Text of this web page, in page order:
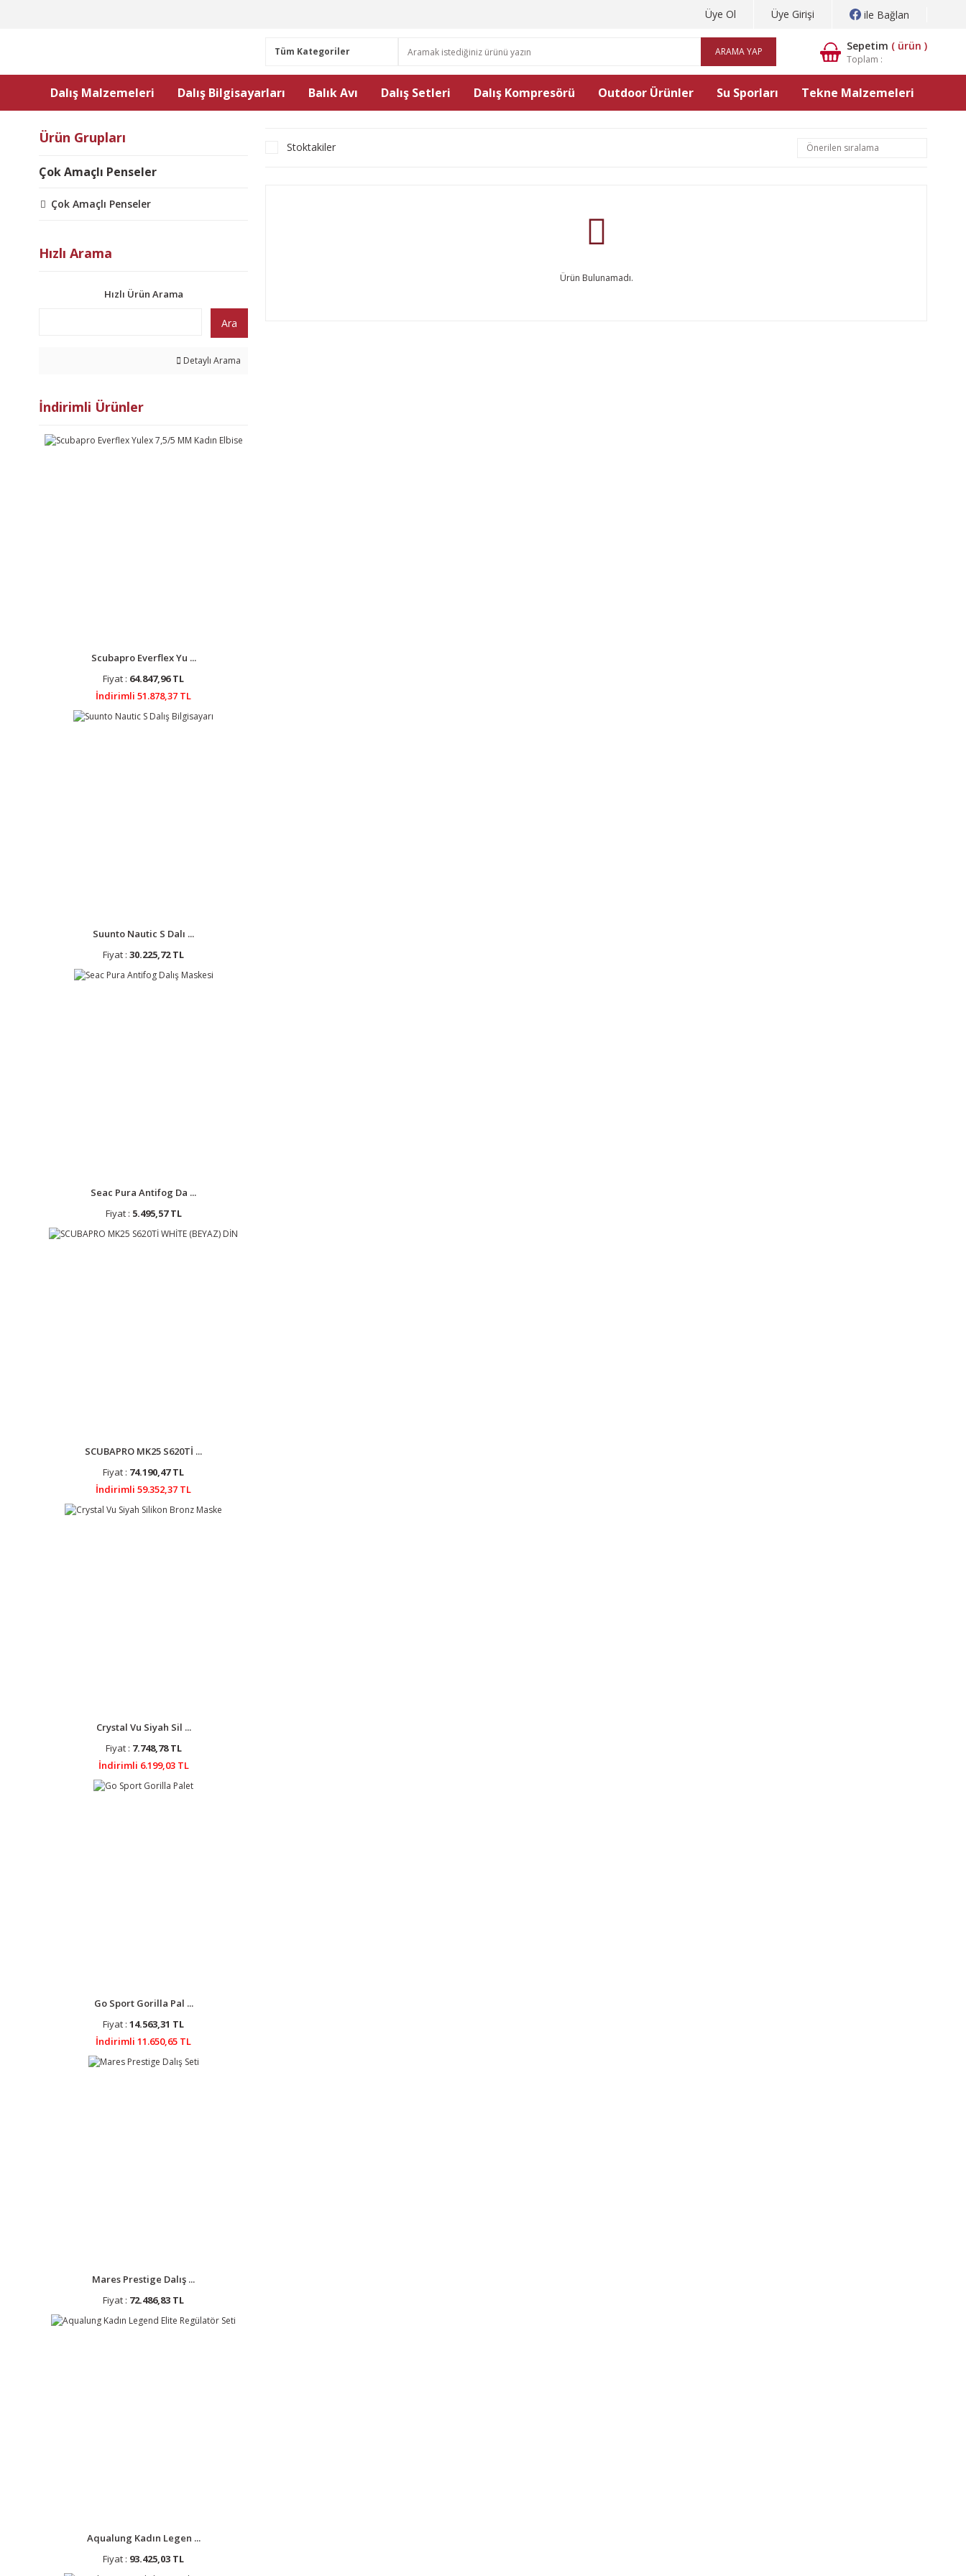
Üye Ol Üye Girişi ile Bağlan
ARAMA YAP Sepetim ( ürün )
Toplam :
Dalış Malzemeleri Dalış Bilgisayarları Balık Avı Dalış Setleri Dalış Kompresörü Outdoor Ürünler Su Sporları Tekne Malzemeleri
Ürün Grupları
Çok Amaçlı Penseler
Çok Amaçlı Penseler
Hızlı Arama
Hızlı Ürün Arama
Ara
Detaylı Arama
İndirimli Ürünler
Scubapro Everflex Yu ...
Fiyat : 64.847,96 TL
İndirimli 51.878,37 TL
Suunto Nautic S Dalı ...
Fiyat : 30.225,72 TL
Seac Pura Antifog Da ...
Fiyat : 5.495,57 TL
SCUBAPRO MK25 S620Tİ ...
Fiyat : 74.190,47 TL
İndirimli 59.352,37 TL
Crystal Vu Siyah Sil ...
Fiyat : 7.748,78 TL
İndirimli 6.199,03 TL
Go Sport Gorilla Pal ...
Fiyat : 14.563,31 TL
İndirimli 11.650,65 TL
Mares Prestige Dalış ...
Fiyat : 72.486,83 TL
Aqualung Kadın Legen ...
Fiyat : 93.425,03 TL
Stoktakiler
Ürün Bulunamadı.